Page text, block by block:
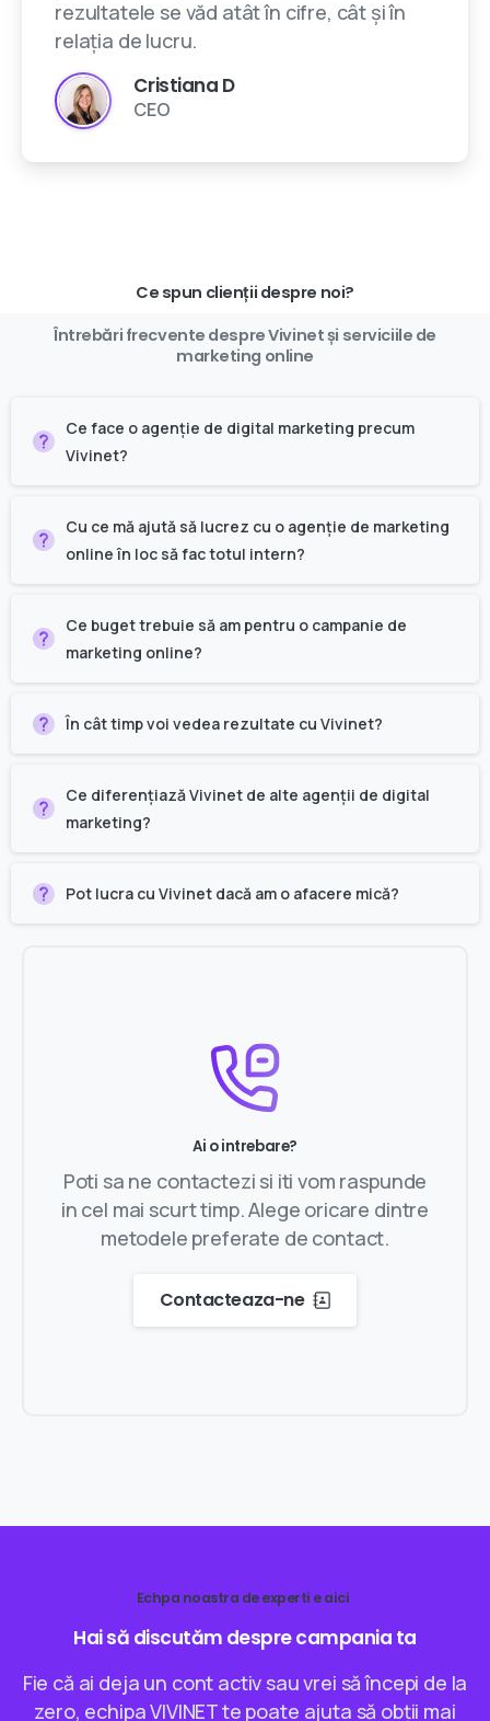
rezultatele se văd atât în cifre, cât și în
relația de lucru.
Cristiana D
CEO
Ce spun clienții despre noi?
Întrebări frecvente despreVivinetși serviciile de
marketing online
Ce face o agenție de digital marketing precum
Vivinet?
Cu ce mă ajută să lucrez cu o agenție de marketing
online în loc să fac totul intern?
Ce buget trebuie să am pentru o campanie de
marketing online?
În cât timp voi vedea rezultate cu Vivinet?
Ce diferențiază Vivinet de alte agenții de digital
marketing?
Pot lucra cu Vivinet dacă am o afacere mică?
Ai o intrebare?
Poti sa ne contactezi si iti vom raspunde
in cel mai scurt timp. Alege oricare dintre
metodele preferate de contact.
Contacteaza-ne
Echpa noastra de experti e aici
Haisă discutăm desprecampania ta
Fie că ai deja un cont activ sau vrei să începi de la
zero, echipa VIVINET te poate ajuta să obții mai